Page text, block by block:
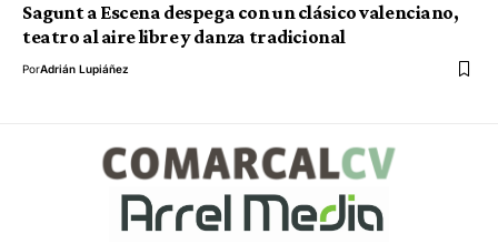
Sagunt a Escena despega con un clásico valenciano,
teatro al aire libre y danza tradicional
PorAdrián Lupiáñez